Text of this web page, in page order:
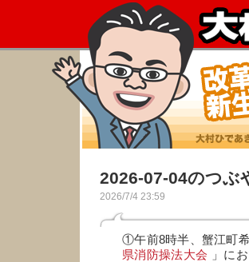
2026-07-04のつぶ
2026/7/4 23:59
①午前8時半、蟹江町
県消防操法大会 」に